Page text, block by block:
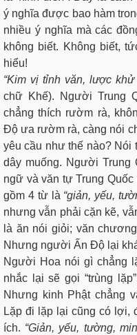
ý nghĩa được bao hàm
nhiều ý nghĩa mà các
không biết. Không biết,
hiểu!
“Kim vị tỉnh văn, lược khử
chữ Khế). Người Trung
chẳng thích rườm rà,
Độ ưa rườm rà, càng nói
yêu cầu như thế nào? Nói
dây muống. Người Trung
ngữ và văn tự Trung
gồm 4 từ là “giản, yếu,
nhưng vẫn phải cặn kẽ,
là ăn nói giỏi; văn
Nhưng người Ấn Độ lại
Người Hoa nói gì chẳng
nhắc lại sẽ gọi “trùng
Nhưng kinh Phật chẳng
Lặp đi lặp lại cũng có lợi,
ích. “Giản, yếu, tường,